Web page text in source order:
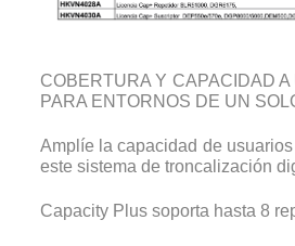
COBERTURA Y CAPACIDAD
PARA ENTORNOS DE UN
Amplíe la capacidad de
este sistema de troncalización
Capacity Plus soporta hasta 8